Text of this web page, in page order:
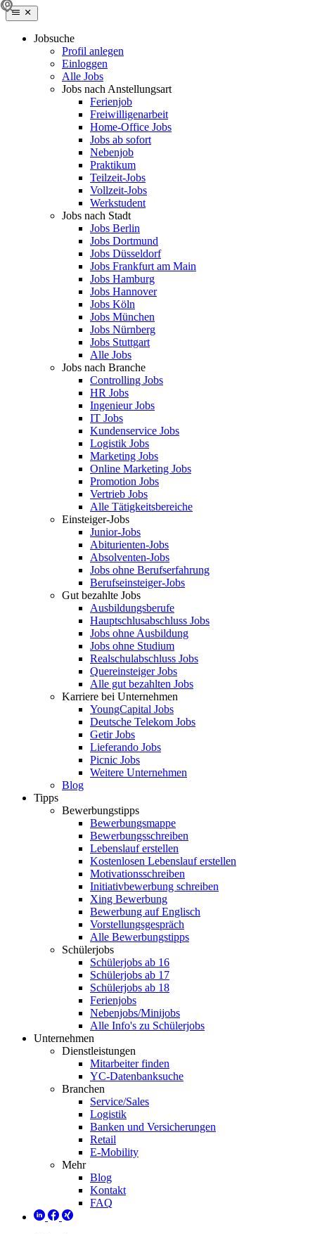
Jobsuche
Profil anlegen
Einloggen
Alle Jobs
Jobs nach Anstellungsart
Ferienjob
Freiwilligenarbeit
Home-Office Jobs
Jobs ab sofort
Nebenjob
Praktikum
Teilzeit-Jobs
Vollzeit-Jobs
Werkstudent
Jobs nach Stadt
Jobs Berlin
Jobs Dortmund
Jobs Düsseldorf
Jobs Frankfurt am Main
Jobs Hamburg
Jobs Hannover
Jobs Köln
Jobs München
Jobs Nürnberg
Jobs Stuttgart
Alle Jobs
Jobs nach Branche
Controlling Jobs
HR Jobs
Ingenieur Jobs
IT Jobs
Kundenservice Jobs
Logistik Jobs
Marketing Jobs
Online Marketing Jobs
Promotion Jobs
Vertrieb Jobs
Alle Tätigkeitsbereiche
Einsteiger-Jobs
Junior-Jobs
Abiturienten-Jobs
Absolventen-Jobs
Jobs ohne Berufserfahrung
Berufseinsteiger-Jobs
Gut bezahlte Jobs
Ausbildungsberufe
Hauptschlusabschluss Jobs
Jobs ohne Ausbildung
Jobs ohne Studium
Realschulabschluss Jobs
Quereinsteiger Jobs
Alle gut bezahlten Jobs
Karriere bei Unternehmen
YoungCapital Jobs
Deutsche Telekom Jobs
Getir Jobs
Lieferando Jobs
Picnic Jobs
Weitere Unternehmen
Blog
Tipps
Bewerbungstipps
Bewerbungsmappe
Bewerbungsschreiben
Lebenslauf erstellen
Kostenlosen Lebenslauf erstellen
Motivationsschreiben
Initiativbewerbung schreiben
Xing Bewerbung
Bewerbung auf Englisch
Vorstellungsgespräch
Alle Bewerbungstipps
Schülerjobs
Schülerjobs ab 16
Schülerjobs ab 17
Schülerjobs ab 18
Ferienjobs
Nebenjobs/Minijobs
Alle Info's zu Schülerjobs
Unternehmen
Dienstleistungen
Mitarbeiter finden
YC-Datenbanksuche
Branchen
Service/Sales
Logistik
Banken und Versicherungen
Retail
E-Mobility
Mehr
Blog
Kontakt
FAQ